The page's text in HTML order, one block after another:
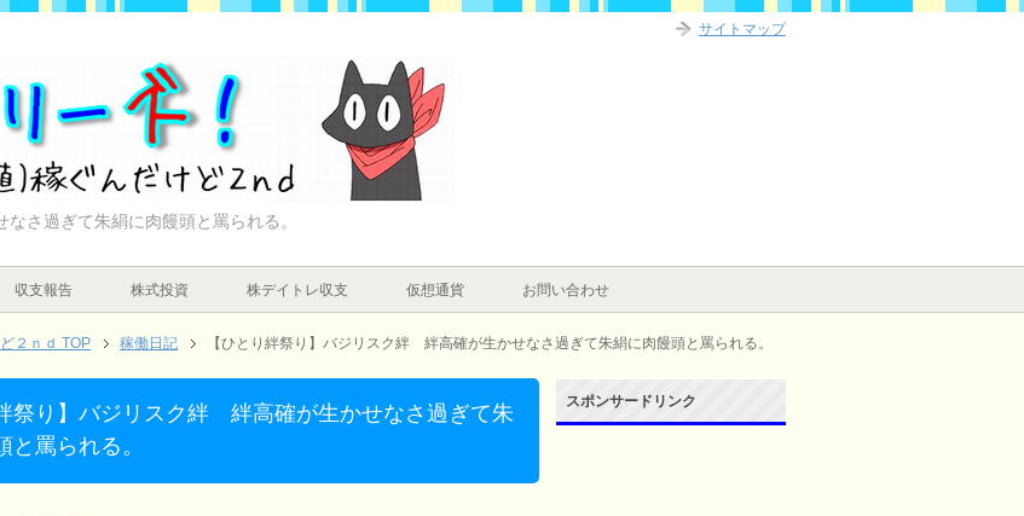
さ過ぎて朱絹に肉饅頭と罵られる。
収支報告 株式投資 株デイトレ収支 仮想通貨 お問い合わせ
２ｎｄ TOP 稼働日記 【ひとり絆祭り】バジリスク絆 絆高確が生かせなさ過ぎて朱絹に肉饅頭と罵られる。
祭り】バジリスク絆 絆高確が生かせなさ過ぎて朱
と罵られる。
スポンサードリンク
サイトマップ